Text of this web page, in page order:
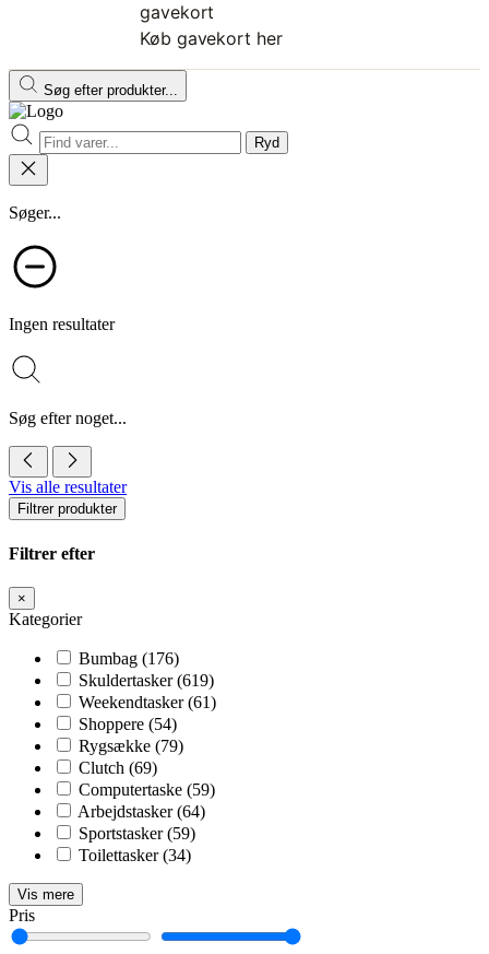
gavekort
Køb gavekort her
Søg efter produkter...
Ryd
Søger...
Ingen resultater
Søg efter noget...
Vis alle resultater
Filtrer produkter
Filtrer efter
×
Kategorier
Bumbag (176)
Skuldertasker (619)
Weekendtasker (61)
Shoppere (54)
Rygsække (79)
Clutch (69)
Computertaske (59)
Arbejdstasker (64)
Sportstasker (59)
Toilettasker (34)
Vis mere
Pris